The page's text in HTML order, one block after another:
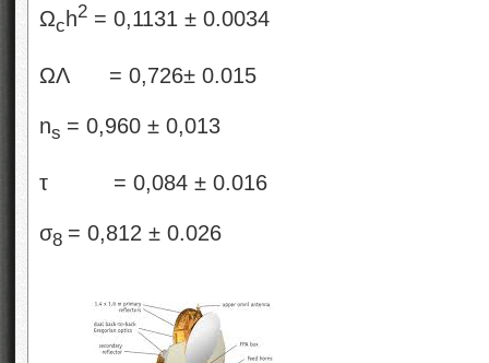
Ωc h2 = 0,1131 ± 0.0034
ΩΛ = 0,726± 0.015
ns = 0,960 ± 0,013
τ = 0,084 ± 0.016
σ8 = 0,812 ± 0.026